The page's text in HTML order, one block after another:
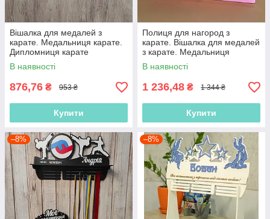
Вішалка для медалей з
карате. Медальниця карате.
Дипломниця карате
В наявності
876,76 ₴ 953 ₴
Купити
Полиця для нагород з
карате. Вішалка для медалей
з карате. Медальниця
карате. Дипломниця карате
В наявності
1 236,48 ₴ 1 344 ₴
Купити
–8% –8%